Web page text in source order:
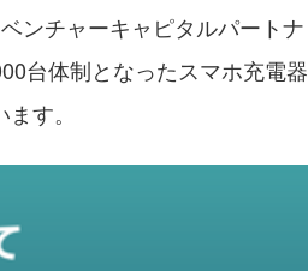
ンチャーキャピタルパートナ
台体制となったスマホ充電器
す。